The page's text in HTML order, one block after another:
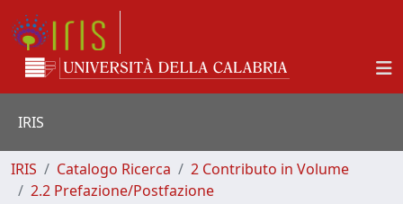
IRIS
IRIS Catalogo Ricerca
2 Contributo in Volume
2.2 Prefazione/Postfazione